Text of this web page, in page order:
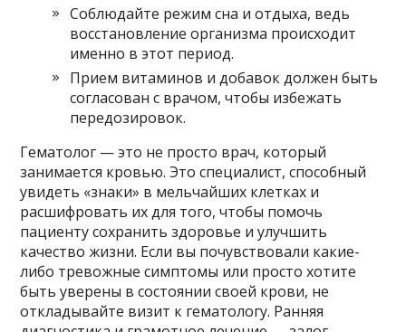
Соблюдайте режим сна и отдыха, ведь
восстановление организма происходит
именно в этот период.
Прием витаминов и добавок должен быть
согласован с врачом, чтобы избежать
передозировок.
Гематолог — это не просто врач, который
занимается кровью. Это специалист, способный
увидеть «знаки» в мельчайших клетках и
расшифровать их для того, чтобы помочь
пациенту сохранить здоровье и улучшить
качество жизни. Если вы почувствовали какие-
либо тревожные симптомы или просто хотите
быть уверены в состоянии своей крови, не
откладывайте визит к гематологу. Ранняя